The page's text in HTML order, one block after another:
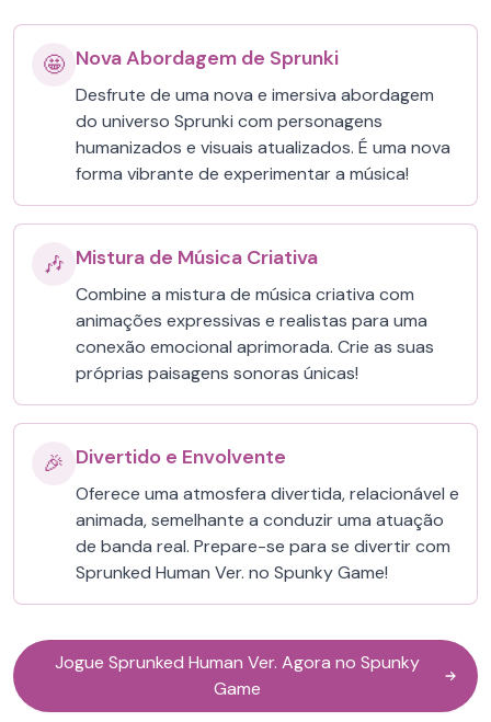
🤩 Nova Abordagem de Sprunki
Desfrute de uma nova e imersiva abordagem
do universo Sprunki com personagens
humanizados e visuais atualizados. É uma nova
forma vibrante de experimentar a música!
🎶 Mistura de Música Criativa
Combine a mistura de música criativa com
animações expressivas e realistas para uma
conexão emocional aprimorada. Crie as suas
próprias paisagens sonoras únicas!
🎉 Divertido e Envolvente
Oferece uma atmosfera divertida, relacionável e
animada, semelhante a conduzir uma atuação
de banda real. Prepare-se para se divertir com
Sprunked Human Ver. no Spunky Game!
Jogue Sprunked Human Ver. Agora no Spunky
Game